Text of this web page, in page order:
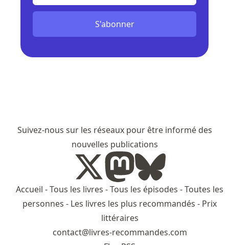
S'abonner
Suivez-nous sur les réseaux pour être informé des
nouvelles publications
Accueil -Tous les livres -Tous les épisodes -Toutes les
personnes - Les livres les plus recommandés - Prix
littéraires
contact@livres-recommandes.com